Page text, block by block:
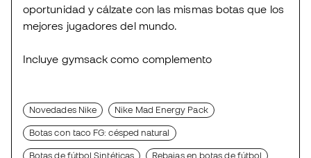
oportunidad y cálzate con las mismas botas que los
mejores jugadores del mundo.
Incluye gymsack como complemento
Novedades Nike Nike Mad Energy Pack
Botas con taco FG: césped natural
Botas de fútbol Sintéticas Rebajas en botas de fútbol